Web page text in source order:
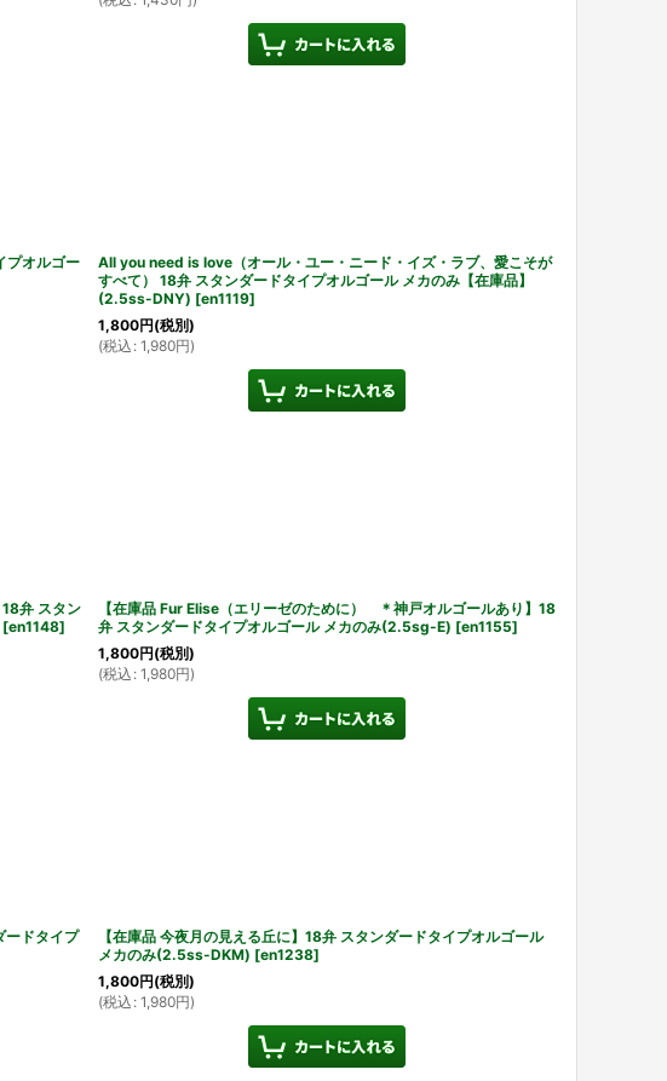
プオルゴー
All you need is love（オール・ユー・ニード・イズ・ラブ、愛こそが
すべて） 18弁 スタンダードタイプオルゴール メカのみ【在庫品】
(2.5ss-DNY) [en1119]
1,800円(税別)
(税込 : 1,980円)
弁 スタン
[en1148]
【在庫品 Fur Elise（エリーゼのために） ＊神戸オルゴールあり】18
弁 スタンダードタイプオルゴール メカのみ(2.5sg-E) [en1155]
1,800円(税別)
(税込 : 1,980円)
ードタイプ
【在庫品 今夜月の見える丘に】18弁 スタンダードタイプオルゴール
メカのみ(2.5ss-DKM) [en1238]
1,800円(税別)
(税込 : 1,980円)